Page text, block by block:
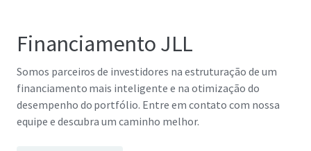
Financiamento JLL
Somos parceiros de investidores na estruturação de um
financiamento mais inteligente e na otimização do
desempenho do portfólio. Entre em contato com nossa
equipe e descubra um caminho melhor.